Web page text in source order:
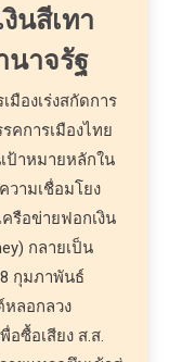
นสีเทา
นาจรัฐ
มืองเร่งสกัดการ
คการเมืองไทย
เป้าหมายหลักใน
วามเชื่อมโยง
รือข่ายฟอกเงิน
กลายเป็น
กุมภาพันธ์
หลอกลวง
ซื้อเสียง ส.ส.